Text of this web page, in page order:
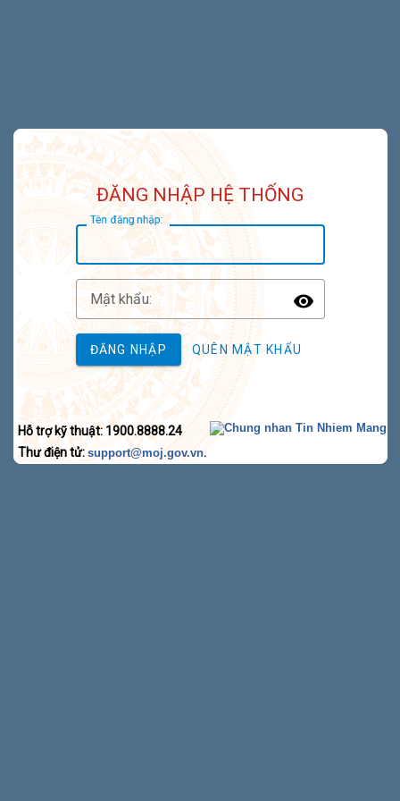
ĐĂNG NHẬP HỆ THỐNG
Tên đăng nhập:
Mật khẩu:
Toggle
ĐĂNG NHẬP QUÊN MẬT KHẨU
Hỗ trợ kỹ thuật: 1900.8888.24
Thư điện tử: support@moj.gov.vn.